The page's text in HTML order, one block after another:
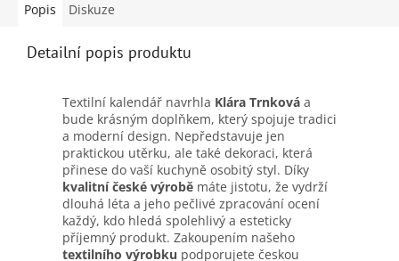
Popis Diskuze
Detailní popis produktu
Textilní kalendář navrhla Klára Trnková a
bude krásným doplňkem, který spojuje tradici
a moderní design. Nepředstavuje jen
praktickou utěrku, ale také dekoraci, která
přinese do vaší kuchyně osobitý styl. Díky
kvalitní české výrobě máte jistotu, že vydrží
dlouhá léta a jeho pečlivé zpracování ocení
každý, kdo hledá spolehlivý a esteticky
příjemný produkt. Zakoupením našeho
textilního výrobku podporujete českou